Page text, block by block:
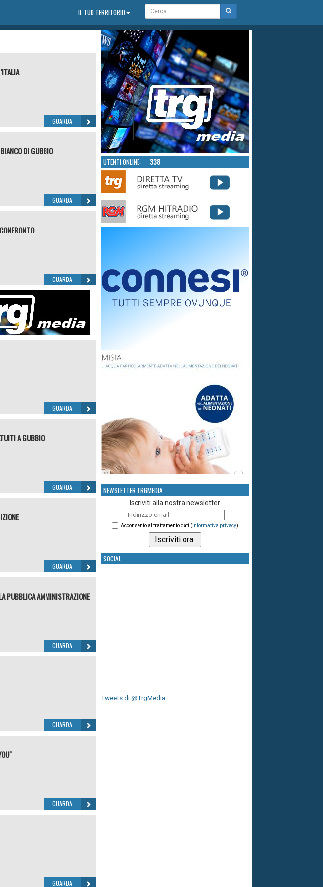
IL TUO TERRITORIO
GUARDA
DI GUBBIO
GUARDA
GUARDA
GUARDA
A GUBBIO
GUARDA
GUARDA
PUBBLICA AMMINISTRAZIONE
GUARDA
GUARDA
GUARDA
GUARDA
UTENTI ONLINE: 338
NEWSLETTER TRGMEDIA
Iscriviti alla nostra newsletter
Acconsento al trattamento dati (informativa privacy)
SOCIAL
Tweets di @TrgMedia